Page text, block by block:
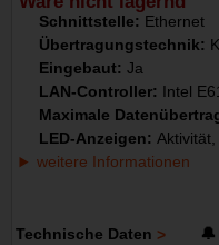
Schnittstelle: Ethernet
Übertragungstechnik:
Eingebaut: Ja
LAN-Controller: Intel
Maximale
LED-Anzeigen: Aktivität,
weitere Informationen
Technische Daten